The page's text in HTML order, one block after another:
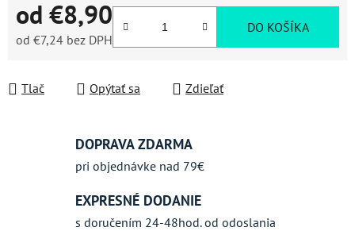
od €8,90
od €7,24 bez DPH
DO KOŠÍKA
Tlač Opýtať sa Zdieľať
DOPRAVA ZDARMA
pri objednávke nad 79€
EXPRESNÉ DODANIE
s doručením 24-48hod. od odoslania